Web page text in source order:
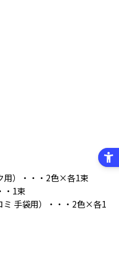
用）・・・2色×各1束
・1束
ミ 手袋用）・・・2色×各1